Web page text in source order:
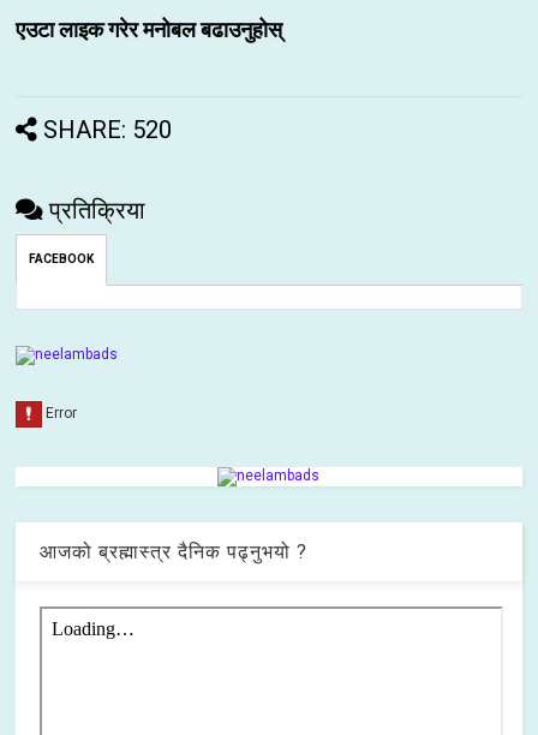
एउटा लाइक गरेर मनोबल बढाउनुहोस्
SHARE: 520
प्रतिक्रिया
FACEBOOK
आजको ब्रह्मास्त्र दैनिक पढ्नुभयो ?